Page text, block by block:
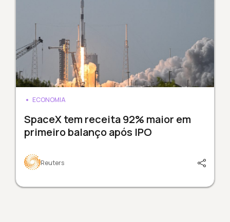
ECONOMIA
SpaceX tem receita 92% maior em
primeiro balanço após IPO
Reuters